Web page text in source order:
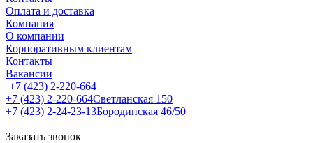
Оплата и доставка
Компания
О компании
Корпоративным клиентам
Контакты
Вакансии
+7 (423) 2-220-664
+7 (423) 2-220-664Светланская 150
+7 (423) 2-24-23-13Бородинская 46/50
Заказать звонок